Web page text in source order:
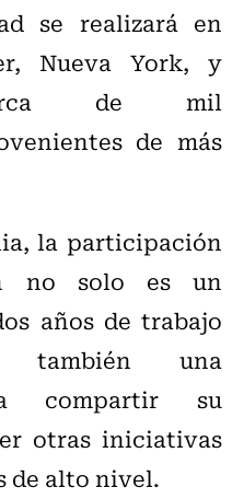
se realizará en
Nueva York, y
de mil
de más
la participación
no solo es un
años de trabajo
también una
compartir su
otras iniciativas
de alto nivel.